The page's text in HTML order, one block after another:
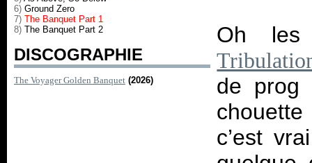
6) Ground Zero
7) The Banquet Part 1
8) The Banquet Part 2
DISCOGRAPHIE
The Voyager Golden Banquet (2026)
Oh les
de prog
c’est